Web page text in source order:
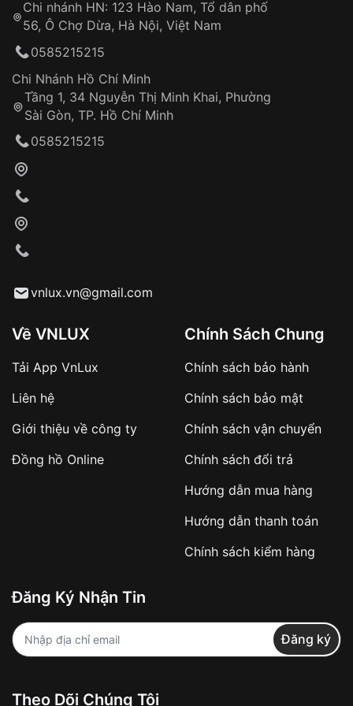
Từ khóa SEO:
Khách hàng kiểm tra và thanh toán trực tiếp
Từ khóa SEO:
sản phẩm đặc biệt
hàng
Số tiền còn lại thanh toán khi nhận hàng hoặc
✔️ Đảm bảo xử lý đơn hàng nhanh chóng
✔️ Hạn chế tình trạng hủy đơn không mong
Từ khóa SEO:
Khách hàng được
Đảm bảo quyền lợi khách hàng
Đồng hành cùng khách hàng trong suốt quá
trình sử dụng
Chi nhánh HN: 123 Hào Nam, Tổ dân phố
56, Ô Chợ Dừa, Hà Nội, Việt Nam
0585215215
Chi Nhánh Hồ Chí Minh
Tầng 1, 34 Nguyễn Thị Minh Khai, Phường
Sài Gòn, TP. Hồ Chí Minh
0585215215
vnlux.vn@gmail.com
Về VNLUX
Tải App VnLux
Liên hệ
Giới thiệu về công ty
Đồng hồ Online
Chính Sách Chung
Chính sách bảo hành
Chính sách bảo mật
Chính sách vận chuyển
Chính sách đổi trả
Hướng dẫn mua hàng
Hướng dẫn thanh toán
Chính sách kiểm hàng
Đăng Ký Nhận Tin
Đăng ký
Theo Dõi Chúng Tôi